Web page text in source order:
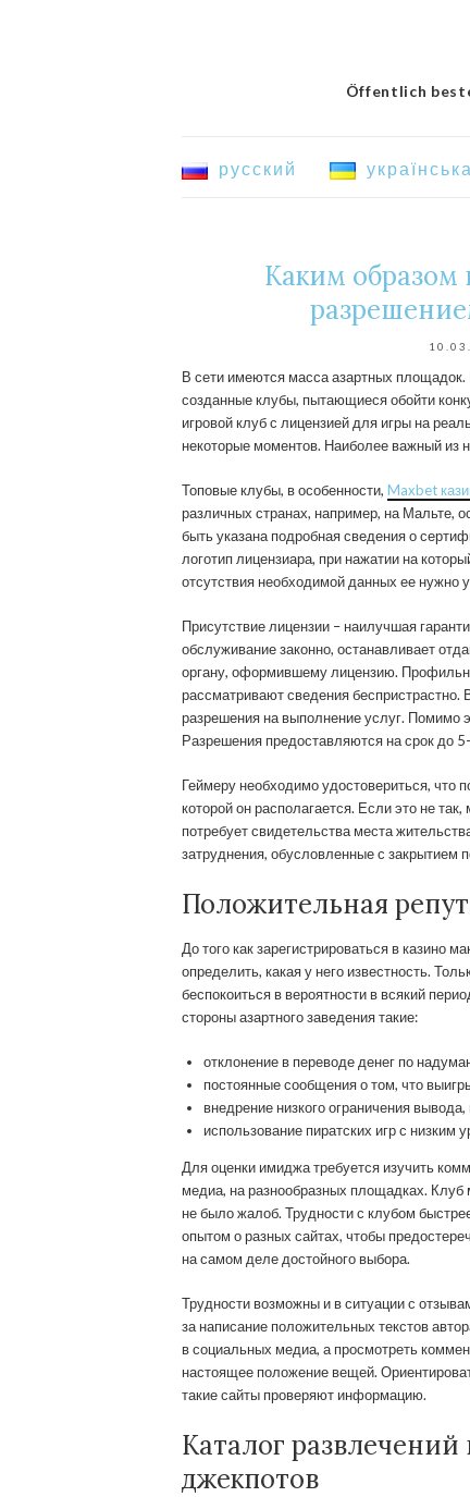
Öffentlich
русский українська
Каким образом
В сети имеются масса азартных
созданные клубы, пытающиеся обойти
игровой клуб с лицензией для игры на
некоторые моментов. Наиболее важный из
Топовые клубы, в особенности, Maxbet
различных странах, например, на Мальте,
быть указана подробная сведения о
логотип лицензиара, при нажатии на
отсутствия необходимой данных ее нужно
Присутствие лицензии – наилучшая
обслуживание законно, останавливает
органу, оформившему лицензию.
рассматривают сведения беспристрастно.
разрешения на выполнение услуг. Помимо
Разрешения предоставляются на срок до
Геймеру необходимо удостовериться, что
которой он располагается. Если это не
потребует свидетельства места
затруднения, обусловленные с закрытием
Положительная
До того как зарегистрироваться в казино
определить, какая у него известность.
беспокоиться в вероятности в всякий
стороны азартного заведения такие:
отклонение в переводе денег по
постоянные сообщения о том, что
внедрение низкого ограничения
использование пиратских игр с низким
Для оценки имиджа требуется изучить
медиа, на разнообразных площадках.
не было жалоб. Трудности с клубом
опытом о разных сайтах, чтобы
на самом деле достойного выбора.
Трудности возможны и в ситуации с
за написание положительных текстов
в социальных медиа, а просмотреть
настоящее положение вещей.
такие сайты проверяют информацию.
Каталог
джекпотов